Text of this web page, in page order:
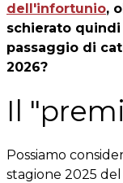
dell'infortunio,
schierato
passaggio di
2026?
Il
Possiamo
stagione 2025